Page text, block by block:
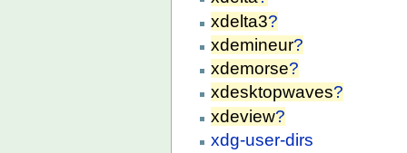
xdelta3?
xdemineur?
xdemorse?
xdesktopwaves?
xdeview?
xdg-user-dirs